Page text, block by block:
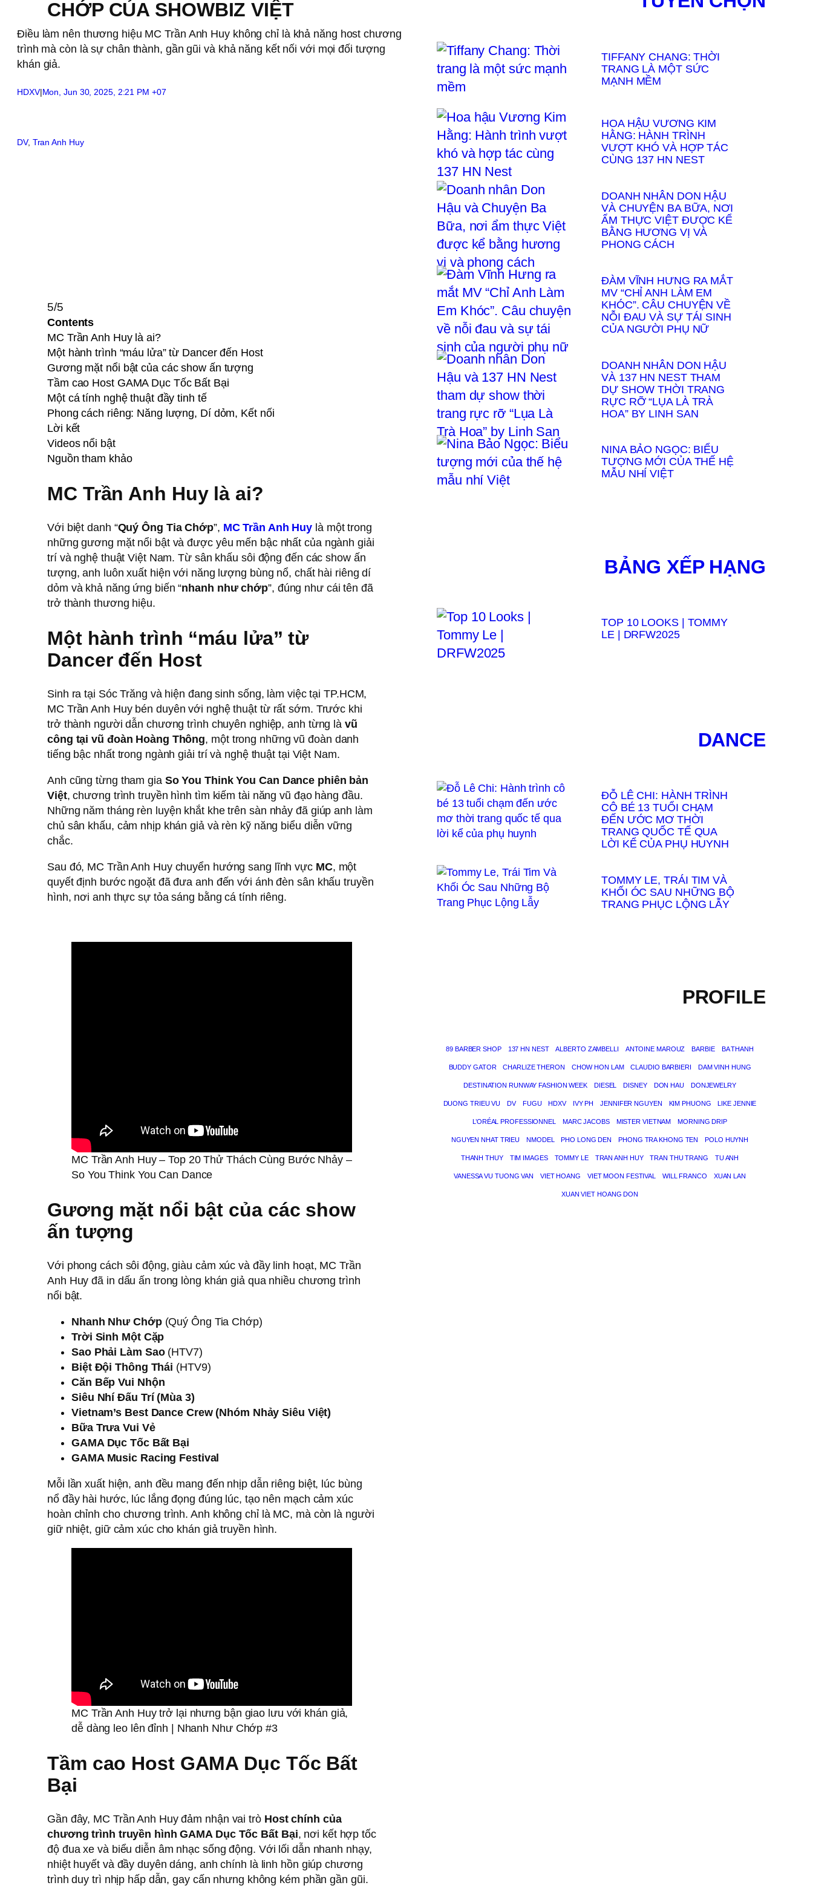
CHỚP CỦA SHOWBIZ VIỆT
Điều làm nên thương hiệu MC Trần Anh Huy không chỉ là khả năng host chương
trình mà còn là sự chân thành, gần gũi và khả năng kết nối với mọi đối tượng
khán giả.
HDXV|Mon, Jun 30, 2025, 2:21 PM +07
DV, Tran Anh Huy
5/5
Contents
MC Trần Anh Huy là ai?
Một hành trình “máu lửa” từ Dancer đến Host
Gương mặt nổi bật của các show ấn tượng
Tầm cao Host GAMA Dục Tốc Bất Bại
Một cá tính nghệ thuật đầy tinh tế
Phong cách riêng: Năng lượng, Dí dỏm, Kết nối
Lời kết
Videos nổi bật
Nguồn tham khảo
MC Trần Anh Huy là ai?
Với biệt danh “Quý Ông Tia Chớp”, MC Trần Anh Huy là một trong
những gương mặt nổi bật và được yêu mến bậc nhất của ngành giải
trí và nghệ thuật Việt Nam. Từ sân khấu sôi động đến các show ấn
tượng, anh luôn xuất hiện với năng lượng bùng nổ, chất hài riêng dí
dỏm và khả năng ứng biến “nhanh như chớp”, đúng như cái tên đã
trở thành thương hiệu.
Một hành trình “máu lửa” từ
Dancer đến Host
Sinh ra tại Sóc Trăng và hiện đang sinh sống, làm việc tại TP.HCM,
MC Trần Anh Huy bén duyên với nghệ thuật từ rất sớm. Trước khi
trở thành người dẫn chương trình chuyên nghiệp, anh từng là vũ
công tại vũ đoàn Hoàng Thông, một trong những vũ đoàn danh
tiếng bậc nhất trong ngành giải trí và nghệ thuật tại Việt Nam.
Anh cũng từng tham gia So You Think You Can Dance phiên bản
Việt, chương trình truyền hình tìm kiếm tài năng vũ đạo hàng đầu.
Những năm tháng rèn luyện khắt khe trên sàn nhảy đã giúp anh làm
chủ sân khấu, cảm nhịp khán giả và rèn kỹ năng biểu diễn vững
chắc.
Sau đó, MC Trần Anh Huy chuyển hướng sang lĩnh vực MC, một
quyết định bước ngoặt đã đưa anh đến với ánh đèn sân khấu truyền
hình, nơi anh thực sự tỏa sáng bằng cá tính riêng.
MC Trần Anh Huy – Top 20 Thử Thách Cùng Bước Nhảy –
So You Think You Can Dance
Gương mặt nổi bật của các show
ấn tượng
Với phong cách sôi động, giàu cảm xúc và đầy linh hoạt, MC Trần
Anh Huy đã in dấu ấn trong lòng khán giả qua nhiều chương trình
nổi bật.
Nhanh Như Chớp(Quý Ông Tia Chớp)
Trời Sinh Một Cặp
Sao Phải Làm Sao(HTV7)
Biệt Đội Thông Thái (HTV9)
Căn Bếp Vui Nhộn
Siêu Nhí Đấu Trí (Mùa 3)
Vietnam’s Best Dance Crew (Nhóm Nhảy Siêu Việt)
Bữa Trưa Vui Vẻ
GAMA Dục Tốc Bất Bại
GAMA Music Racing Festival
Mỗi lần xuất hiện, anh đều mang đến nhịp dẫn riêng biệt, lúc bùng
nổ đầy hài hước, lúc lắng đọng đúng lúc, tạo nên mạch cảm xúc
hoàn chỉnh cho chương trình. Anh không chỉ là MC, mà còn là người
giữ nhiệt, giữ cảm xúc cho khán giả truyền hình.
MC Trần Anh Huy trở lại nhưng bận giao lưu với khán giả,
dễ dàng leo lên đỉnh | Nhanh Như Chớp #3
Tầm cao Host GAMA Dục Tốc Bất
Bại
Gần đây, MC Trần Anh Huy đảm nhận vai trò Host chính của
chương trình truyền hình GAMA Dục Tốc Bất Bại, nơi kết hợp tốc
độ đua xe và biểu diễn âm nhạc sống động. Với lối dẫn nhanh nhạy,
nhiệt huyết và đầy duyên dáng, anh chính là linh hồn giúp chương
trình duy trì nhịp hấp dẫn, gay cấn nhưng không kém phần gần gũi.
TIFFANY CHANG: THỜI
TRANG LÀ MỘT SỨC
MẠNH MỀM
HOA HẬU VƯƠNG KIM
HẰNG: HÀNH TRÌNH
VƯỢT KHÓ VÀ HỢP TÁC
CÙNG 137 HN NEST
DOANH NHÂN DON HẬU
VÀ CHUYỆN BA BỮA, NƠI
ẨM THỰC VIỆT ĐƯỢC KỂ
BẰNG HƯƠNG VỊ VÀ
PHONG CÁCH
ĐÀM VĨNH HƯNG RA MẮT
MV “CHỈ ANH LÀM EM
KHÓC”. CÂU CHUYỆN VỀ
NỖI ĐAU VÀ SỰ TÁI SINH
CỦA NGƯỜI PHỤ NỮ
DOANH NHÂN DON HẬU
VÀ 137 HN NEST THAM
DỰ SHOW THỜI TRANG
RỰC RỠ “LỤA LÀ TRÀ
HOA” BY LINH SAN
NINA BẢO NGỌC: BIỂU
TƯỢNG MỚI CỦA THẾ HỆ
MẪU NHÍ VIỆT
BẢNG XẾP HẠNG
TOP 10 LOOKS | TOMMY
LE | DRFW2025
DANCE
ĐỖ LÊ CHI: HÀNH TRÌNH
CÔ BÉ 13 TUỔI CHẠM
ĐẾN ƯỚC MƠ THỜI
TRANG QUỐC TẾ QUA
LỜI KỂ CỦA PHỤ HUYNH
TOMMY LE, TRÁI TIM VÀ
KHỐI ÓC SAU NHỮNG BỘ
TRANG PHỤC LỘNG LẪY
PROFILE
89 BARBER SHOP 137 HN NEST ALBERTO ZAMBELLI ANTOINE MAROUZ BARBIE BA THANH
BUDDY GATOR CHARLIZE THERON CHOW HON LAM CLAUDIO BARBIERI DAM VINH HUNG
DESTINATION RUNWAY FASHION WEEK DIESEL DISNEY DON HAU DONJEWELRY
DUONG TRIEU VU DV FUGU HDXV IVY PH JENNIFER NGUYEN KIM PHUONG LIKE JENNIE
L’ORÉAL PROFESSIONNEL MARC JACOBS MISTER VIETNAM MORNING DRIP
NGUYEN NHAT TRIEU NMODEL PHO LONG DEN PHONG TRA KHONG TEN POLO HUYNH
THANH THUY TIM IMAGES TOMMY LE TRAN ANH HUY TRAN THU TRANG TU ANH
VANESSA VU TUONG VAN VIET HOANG VIET MOON FESTIVAL WILL FRANCO XUAN LAN
XUAN VIET HOANG DON